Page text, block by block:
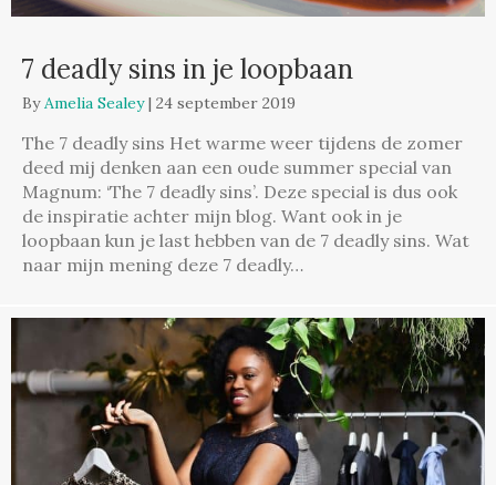
7 deadly sins in je loopbaan
ByAmelia Sealey | 24 september 2019
The 7 deadly sins Het warme weer tijdens de zomer
deed mij denken aan een oude summer special van
Magnum: ‘The 7 deadly sins’. Deze special is dus ook
de inspiratie achter mijn blog. Want ook in je
loopbaan kun je last hebben van de 7 deadly sins. Wat
naar mijn mening deze 7 deadly…